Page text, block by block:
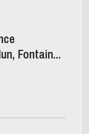
Fontain...